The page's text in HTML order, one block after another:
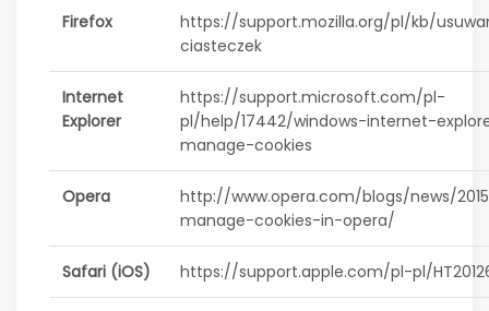
Firefox
https://support.mozilla.org/pl/kb/
ciasteczek
Internet
Explorer
https://support.microsoft.com/pl-
pl/help/17442/windows-internet-
manage-cookies
Opera
http://www.opera.com/blogs/news/
manage-cookies-in-opera/
Safari (iOS) https://support.apple.com/pl-pl/